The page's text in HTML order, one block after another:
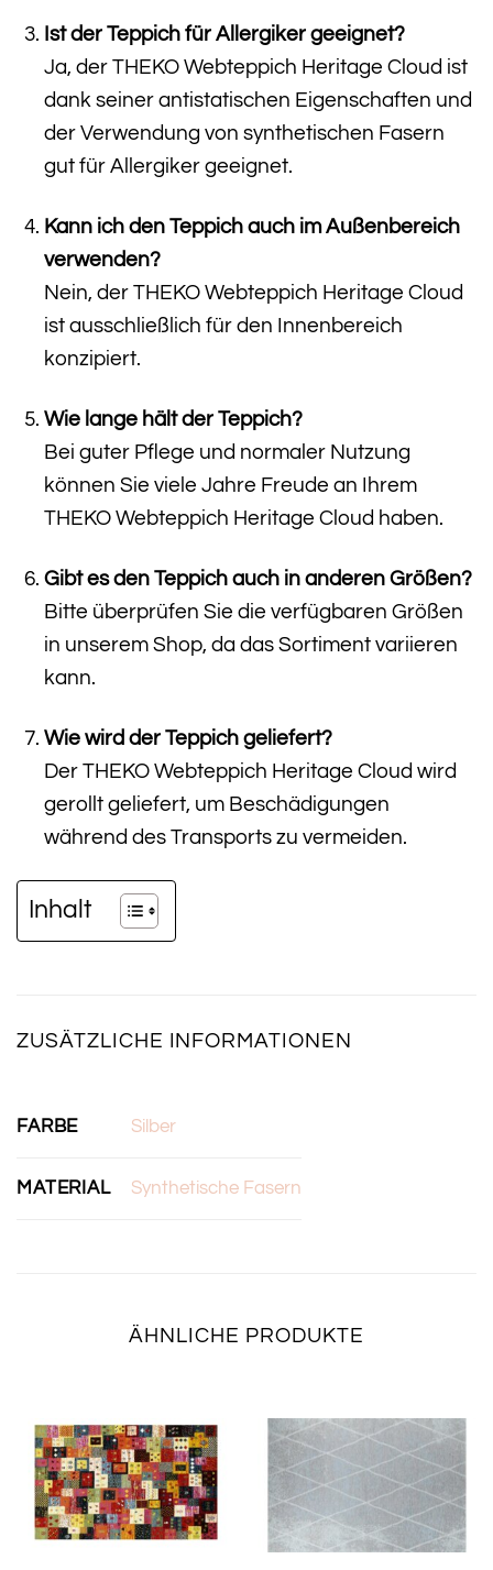
Ist der Teppich für Allergiker geeignet?
Ja, der THEKO Webteppich Heritage Cloud ist
dank seiner antistatischen Eigenschaften und
der Verwendung von synthetischen Fasern
gut für Allergiker geeignet.
Kann ich den Teppich auch im Außenbereich
verwenden?
Nein, der THEKO Webteppich Heritage Cloud
ist ausschließlich für den Innenbereich
konzipiert.
Wie lange hält der Teppich?
Bei guter Pflege und normaler Nutzung
können Sie viele Jahre Freude an Ihrem
THEKO Webteppich Heritage Cloud haben.
Gibt es den Teppich auch in anderen Größen?
Bitte überprüfen Sie die verfügbaren Größen
in unserem Shop, da das Sortiment variieren
kann.
Wie wird der Teppich geliefert?
Der THEKO Webteppich Heritage Cloud wird
gerollt geliefert, um Beschädigungen
während des Transports zu vermeiden.
Inhalt
ZUSÄTZLICHE INFORMATIONEN
FARBE Silber
MATERIAL Synthetische Fasern
ÄHNLICHE PRODUKTE